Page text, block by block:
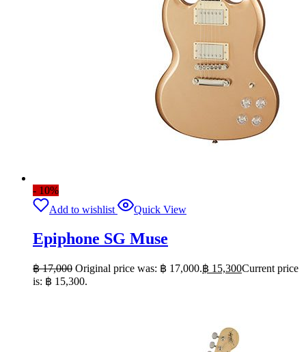
- 10%
Add to wishlist
Quick View
Epiphone SG Muse
฿17,000 Original price was: ฿ 17,000.฿ 15,300Current price
is: ฿ 15,300.